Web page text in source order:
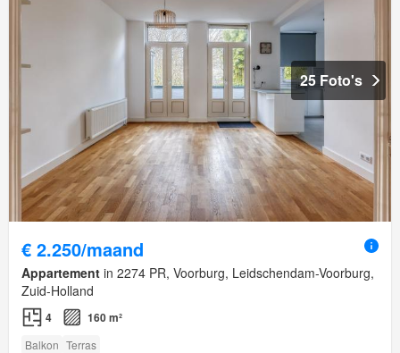
25 Foto's
€ 2.250/maand
Appartement in 2274 PR, Voorburg, Leidschendam-Voorburg,
Zuid-Holland
4 160 m²
Balkon Terras